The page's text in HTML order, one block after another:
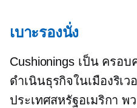
เบาะรองนั่ง
Cushionings เป็น ครอบ
ดำเนินธุรกิจในเมืองริเ
ประเทศสหรัฐอเมริกา พ